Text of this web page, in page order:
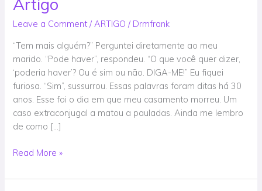
Artigo
Leave a Comment /ARTIGO / Drmfrank
“Tem mais alguém?” Perguntei diretamente ao meu
marido. “Pode haver”, respondeu. “O que você quer dizer,
‘poderia haver’? Ou é sim ou não. DIGA-ME!” Eu fiquei
furiosa. “Sim”, sussurrou. Essas palavras foram ditas há 30
anos. Esse foi o dia em que meu casamento morreu. Um
caso extraconjugal a matou a pauladas. Ainda me lembro
de como […]
pessoas
não
sabem
sobre
a
dor
Read More »